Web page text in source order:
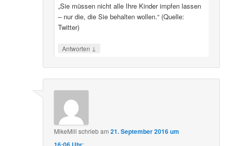
„Sie müssen nicht alle Ihre Kinder impfen lassen
– nur die, die Sie behalten wollen.“ (Quelle:
Twitter)
Antworten ↓
MikeMill schriebam21. September 2016 um
: